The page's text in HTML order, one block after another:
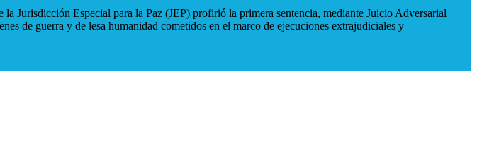
Jurisdicción Especial para la Paz (JEP) profirió la primera sentencia, mediante Juicio Adversarial
de guerra y de lesa humanidad cometidos en el marco de ejecuciones extrajudiciales y